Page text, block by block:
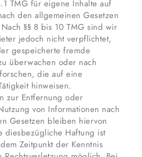
TMG für eigene Inhalte auf
den allgemeinen Gesetzen
§§ 8 bis 10 TMG sind wir
jedoch nicht verpflichtet,
gespeicherte fremde
überwachen oder nach
die auf eine
hinweisen.
zur Entfernung oder
von Informationen nach
Gesetzen bleiben hiervon
diesbezügliche Haftung ist
Zeitpunkt der Kenntnis